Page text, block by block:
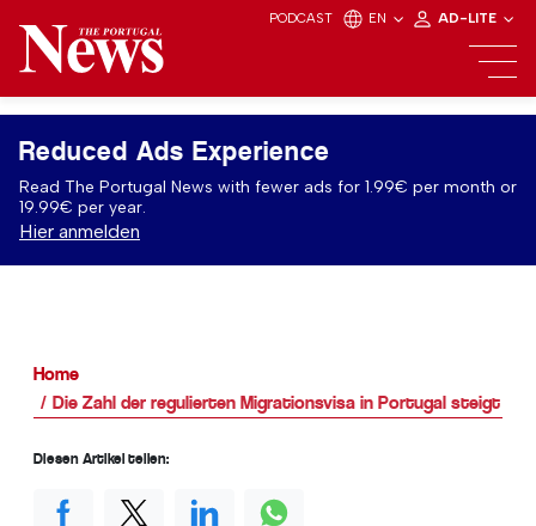
PODCAST EN AD-LITE
Reduced Ads Experience
Read The Portugal News with fewer ads for 1.99€ per month or
19.99€ per year.
Hier anmelden
Home
Die Zahl der regulierten Migrationsvisa in Portugal steigt um
Diesen Artikel teilen: